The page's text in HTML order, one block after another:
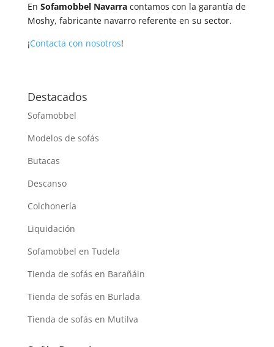
En Sofamobbel Navarracontamos con la garantía de
Moshy, fabricante navarro referente en su sector.
¡Contacta con nosotros!
Destacados
Sofamobbel
Modelos de sofás
Butacas
Descanso
Colchonería
Liquidación
Sofamobbel en Tudela
Tienda de sofás en Barañáin
Tienda de sofás en Burlada
Tienda de sofás en Mutilva